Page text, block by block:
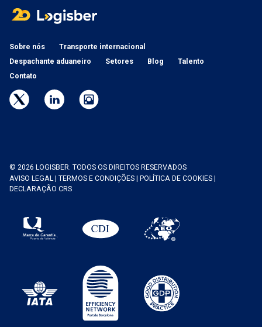
Sobre nós
Transporte internacional
Despachante aduaneiro
Setores Blog
Talento
Contato
© 2026 LOGISBER. TODOS OS DIREITOS RESERVADOS
AVISO LEGAL| TERMOS E CONDIÇÕES POLÍTICA DE COOKIES
DECLARAÇÃO CRS